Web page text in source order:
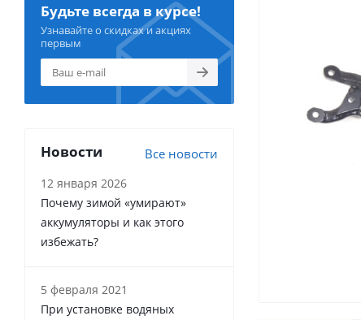
Будьте всегда в курсе!
Узнавайте о скидках и акциях
первым
Новости Все новости
12 января 2026
Почему зимой «умирают»
аккумуляторы и как этого
избежать?
5 февраля 2021
При установке водяных